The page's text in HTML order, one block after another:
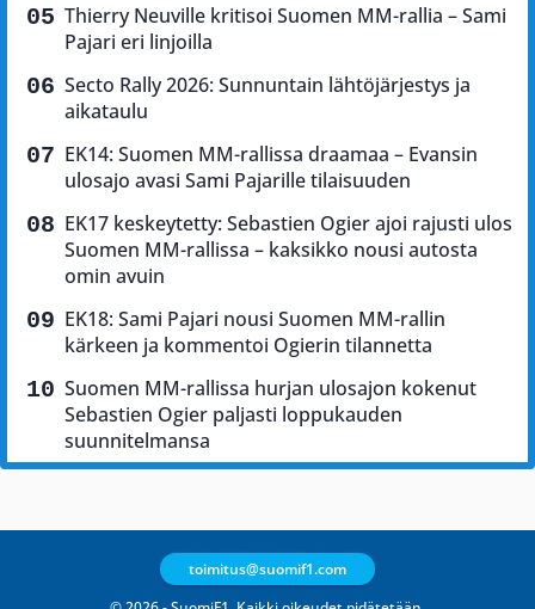
Thierry Neuville kritisoi Suomen MM-rallia – Sami
Pajari eri linjoilla
Secto Rally 2026: Sunnuntain lähtöjärjestys ja
aikataulu
EK14: Suomen MM-rallissa draamaa – Evansin
ulosajo avasi Sami Pajarille tilaisuuden
EK17 keskeytetty: Sebastien Ogier ajoi rajusti ulos
Suomen MM-rallissa – kaksikko nousi autosta
omin avuin
EK18: Sami Pajari nousi Suomen MM-rallin
kärkeen ja kommentoi Ogierin tilannetta
Suomen MM-rallissa hurjan ulosajon kokenut
Sebastien Ogier paljasti loppukauden
suunnitelmansa
toimitus@suomif1.com